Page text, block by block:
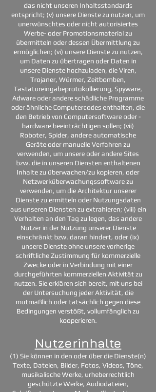
das nicht unseren Inhaltsstandards
entspricht; (v) unsere Dienste zu nutzen, um
unerwünschtes oder nicht autorisiertes
Werbe- oder Promotionsmaterial zu
übermitteln oder dessen Übermittlung zu
ermöglichen; (vi) unsere Dienste zu nutzen,
um Daten zu übertragen oder Daten in
unsere Dienste hochzuladen, die Viren,
Trojaner, Würmer, Zeitbomben,
Tastatureingabeprotokollierung, Spyware,
Adware oder andere schädliche Programme
oder ähnliche Computercodes enthalten, die
den Betrieb von Computersoftware oder -
hardware beeinträchtigen sollen; (vii)
Roboter, Spider, andere automatische
Geräte oder manuelle Verfahren zu
verwenden, um unsere oder andere Sites
bzw. die in unseren Diensten enthaltenen
Inhalte zu überwachen/zu kopieren, oder
Netzwerküberwachungssoftware zu
verwenden, um die Architektur unserer
Dienste zu ermitteln oder Nutzungsdaten
aus unseren Diensten zu extrahieren; (viii) ein
Verhalten an den Tag zu legen, das andere
Nutzer in der Nutzung unserer Dienste
einschränkt bzw. daran hindert, oder (ix)
unsere Dienste ohne unsere vorherige
schriftliche Zustimmung für kommerzielle
Zwecke oder in Verbindung mit einer
durchgeführten kommerziellen Aktivität zu
nutzen. Sie erklären sich bereit, mit uns bei
der Untersuchung jeder Aktivität, die
mutmaßlich oder tatsächlich gegen diese
Bedingungen verstößt, vollumfänglich zu
kooperieren.
Nutzerinhalte
(1) Sie können in den oder über die Dienste(n)
Texte, Dateien, Bilder, Fotos, Videos, Töne,
musikalische Werke, urheberrechtlich
geschützte Werke, Audiodateien,